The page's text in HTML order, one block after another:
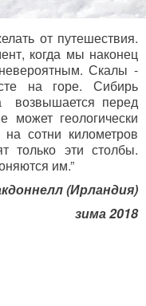
от путешествия.
когда мы наконец
Скалы -
на горе. Сибирь
возвышается перед
геологически
сотни километров
только эти столбы.
им.”
(Ирландия)
зима 2018